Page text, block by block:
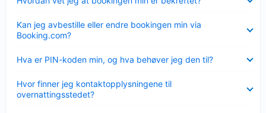
mindre
Kan jeg avbestille eller endre bookingen min via
Booking.com?
mindre
Hva er PIN-koden min, og hva behøver jeg den til?
mindre
Hvor finner jeg kontaktopplysningene til
overnattingsstedet?
mindre